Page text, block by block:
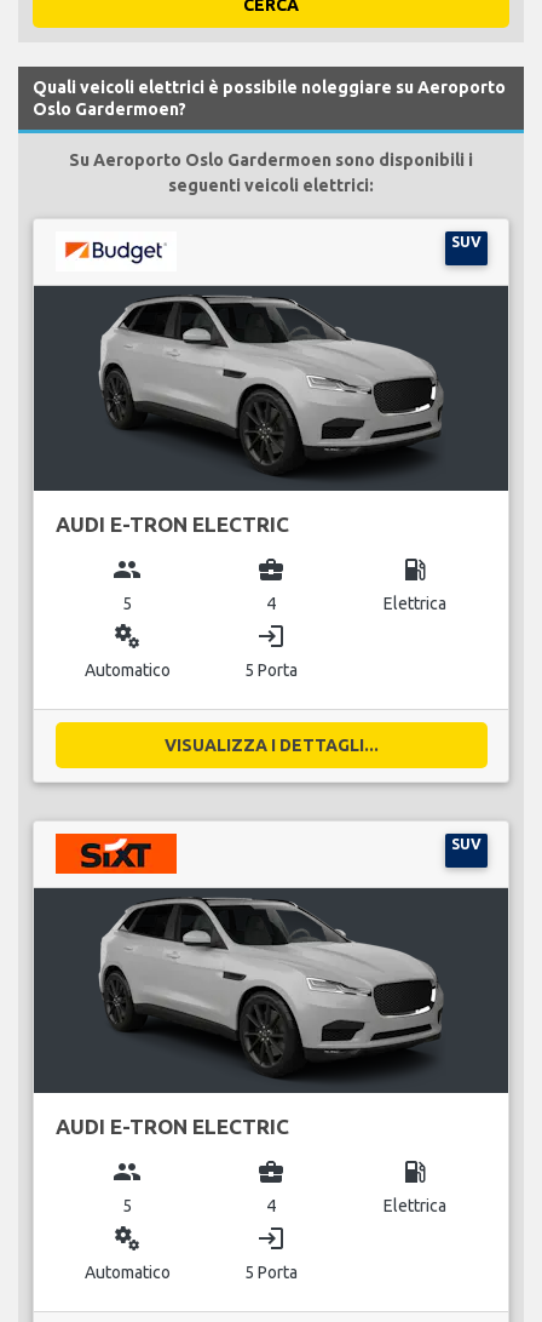
CERCA
Quali veicoli elettrici è possibile noleggiare su Aeroporto
Oslo Gardermoen?
Su Aeroporto Oslo Gardermoen sono disponibili i
seguenti veicoli elettrici:
SUV
AUDI E-TRON ELECTRIC
group
5
business_center
4
local_gas_station
Elettrica
miscellaneous_services
Automatico
login
5 Porta
VISUALIZZA I DETTAGLI...
SUV
AUDI E-TRON ELECTRIC
group
5
business_center
4
local_gas_station
Elettrica
miscellaneous_services
Automatico
login
5 Porta